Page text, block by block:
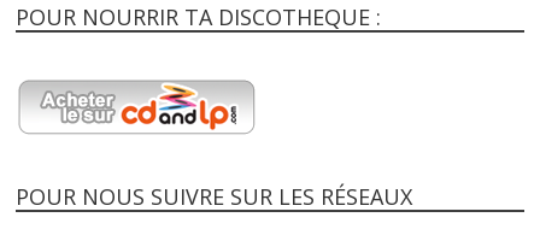
POUR NOURRIR TA DISCOTHEQUE :
POUR NOUS SUIVRE SUR LES RÉSEAUX